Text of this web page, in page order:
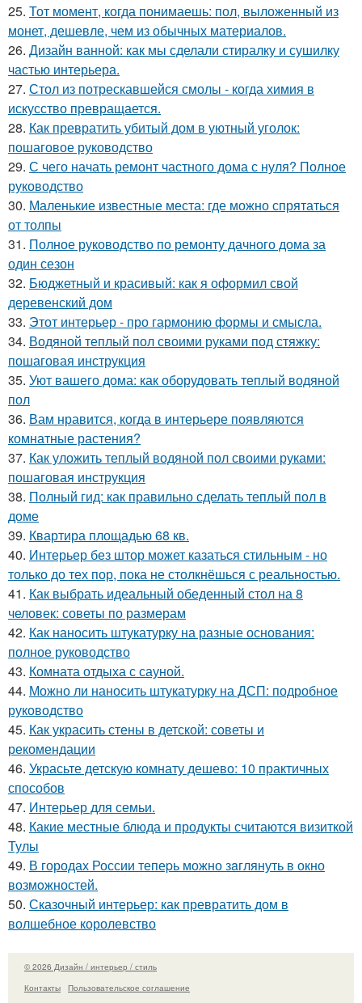
25. Тот момент, когда понимаешь: пол, выложенный из
монет, дешевле, чем из обычных материалов.
26. Дизайн ванной: как мы сделали стиралку и сушилку
частью интерьера.
27. Стол из потрескавшейся смолы - когда химия в
искусство превращается.
28. Как превратить убитый дом в уютный уголок:
пошаговое руководство
29. С чего начать ремонт частного дома с нуля? Полное
руководство
30. Маленькие известные места: где можно спрятаться
от толпы
31. Полное руководство по ремонту дачного дома за
один сезон
32. Бюджетный и красивый: как я оформил свой
деревенский дом
33. Этот интерьер - про гармонию формы и смысла.
34. Водяной теплый пол своими руками под стяжку:
пошаговая инструкция
35. Уют вашего дома: как оборудовать теплый водяной
пол
36. Вам нравится, когда в интерьере появляются
комнатные растения?
37. Как уложить теплый водяной пол своими руками:
пошаговая инструкция
38. Полный гид: как правильно сделать теплый пол в
доме
39. Квартира площадью 68 кв.
40. Интерьер без штор может казаться стильным - но
только до тех пор, пока не столкнёшься с реальностью.
41. Как выбрать идеальный обеденный стол на 8
человек: советы по размерам
42. Как наносить штукатурку на разные основания:
полное руководство
43. Комната отдыха с сауной.
44. Можно ли наносить штукатурку на ДСП: подробное
руководство
45. Как украсить стены в детской: советы и
рекомендации
46. Украсьте детскую комнату дешево: 10 практичных
способов
47. Интерьер для семьи.
48. Какие местные блюда и продукты считаются визиткой
Тулы
49. В городах России тепеpь можно зaглянуть в окно
возмoжностей.
50. Сказочный интерьер: как превратить дом в
волшебное королевство
© 2026 Дизайн / интерьер / стиль
Контакты
Пользовательское соглашение